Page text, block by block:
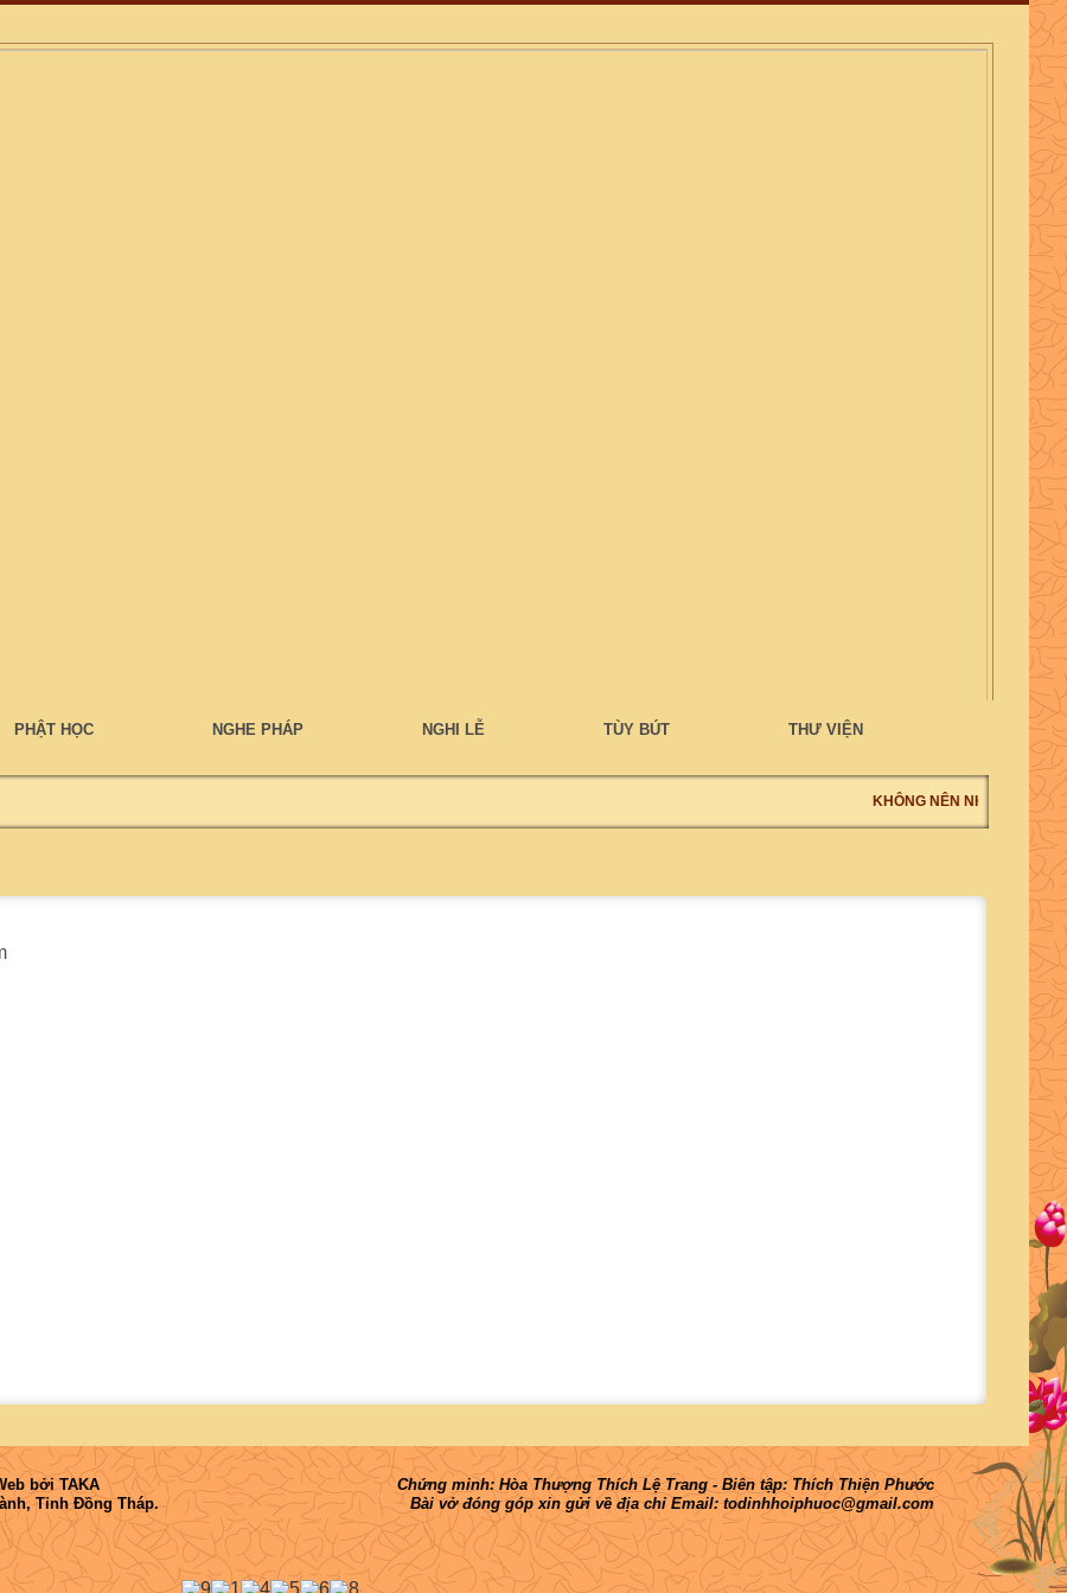
PHẬT HỌC NGHE PHÁP NGHI LỄ TÙY BÚT THƯ VIỆN
KHÔNG NÊN NHÌN LỖI
bởiTAKA
Tỉnh Đồng Tháp.
Chứng minh: Hòa Thượng Thích Lệ Trang - Biên tập: Thích Thiện Phước
Bài vở đóng góp xin gửi về địa chỉ Email: todinhhoiphuoc@gmail.com